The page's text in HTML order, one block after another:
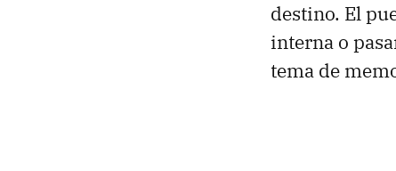
destino. El
interna o
tema de